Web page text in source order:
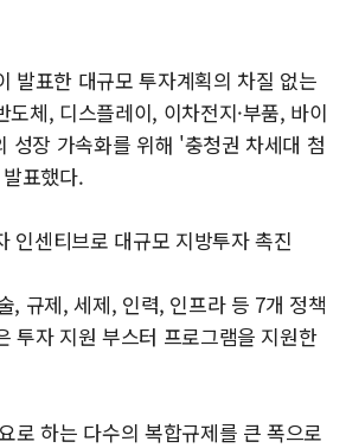
발표한 대규모 투자계획의 차질 없는
도체, 디스플레이, 이차전지·부품, 바이
성장 가속화를 위해 '충청권 차세대 첨
표했다.
센티브로 대규모 지방투자 촉진
, 규제, 세제, 인력, 인프라 등 7개 정책
투자 지원 부스터 프로그램을 지원한
로 하는 다수의 복합규제를 큰 폭으로